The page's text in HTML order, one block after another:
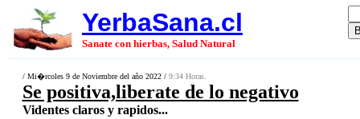
YerbaSana.cl
Sanate con hierbas, Salud Natural
/ Mi�rcoles 9 de Noviembre del año 2022 / 9:34 Horas.
Se positiva,liberate de lo negativo
Videntes claros y rapidos...